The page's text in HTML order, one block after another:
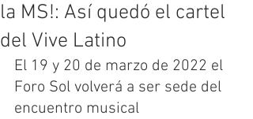
la MS!: Así quedó el cartel
del Vive Latino
El 19 y 20 de marzo de 2022 el
Foro Sol volverá a ser sede del
encuentro musical